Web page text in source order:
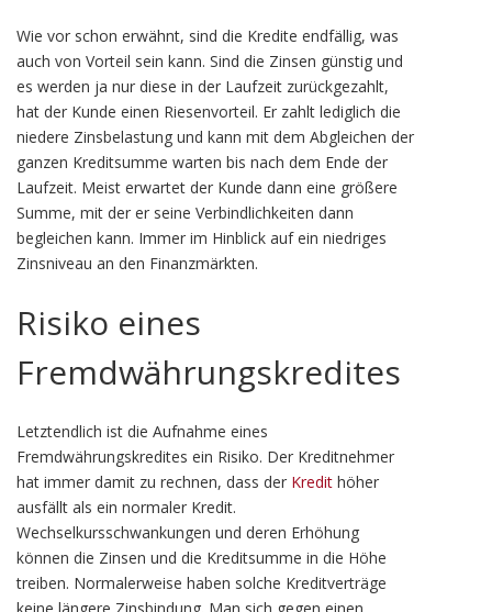
Wie vor schon erwähnt, sind die Kredite endfällig, was
auch von Vorteil sein kann. Sind die Zinsen günstig und
es werden ja nur diese in der Laufzeit zurückgezahlt,
hat der Kunde einen Riesenvorteil. Er zahlt lediglich die
niedere Zinsbelastung und kann mit dem Abgleichen der
ganzen Kreditsumme warten bis nach dem Ende der
Laufzeit. Meist erwartet der Kunde dann eine größere
Summe, mit der er seine Verbindlichkeiten dann
begleichen kann. Immer im Hinblick auf ein niedriges
Zinsniveau an den Finanzmärkten.
Risiko eines
Fremdwährungskredites
Letztendlich ist die Aufnahme eines
Fremdwährungskredites ein Risiko. Der Kreditnehmer
hat immer damit zu rechnen, dass der Kredit höher
ausfällt als ein normaler Kredit.
Wechselkursschwankungen und deren Erhöhung
können die Zinsen und die Kreditsumme in die Höhe
treiben. Normalerweise haben solche Kreditverträge